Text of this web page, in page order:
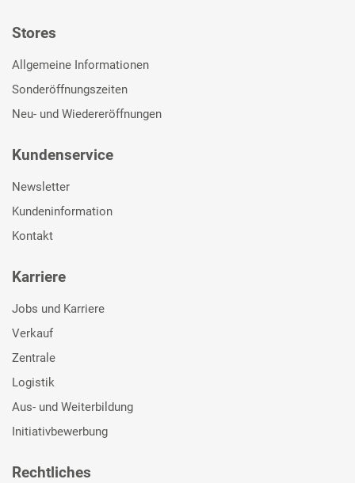
Stores
Allgemeine Informationen
Sonderöffnungszeiten
Neu- und Wiedereröffnungen
Kundenservice
Newsletter
Kundeninformation
Kontakt
Karriere
Jobs und Karriere
Verkauf
Zentrale
Logistik
Aus- und Weiterbildung
Initiativbewerbung
Rechtliches